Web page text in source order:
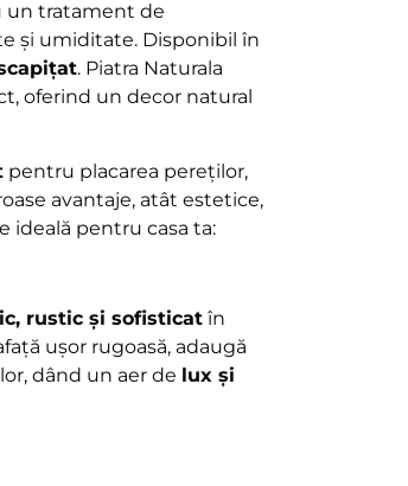
un tratament de
și umiditate. Disponibil în
. Piatra Naturala
oferind un decor natural
pentru placarea pereților,
avantaje, atât estetice,
ideală pentru casa ta:
rustic și sofisticat în
ușor rugoasă, adaugă
dând un aer de lux și